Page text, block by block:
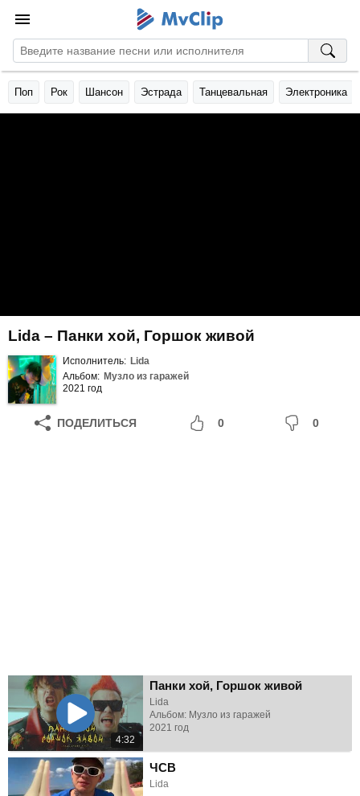
Поп Рок Шансон Эстрада Танцевальная Электроника
Lida – Панки хой, Горшок живой
Исполнитель: Lida
Альбом: Музло из гаражей
2021 год
ПОДЕЛИТЬСЯ 0 0
4:32
Панки хой, Горшок живой
Lida
Альбом: Музло из гаражей
2021 год
ЧСВ
Lida